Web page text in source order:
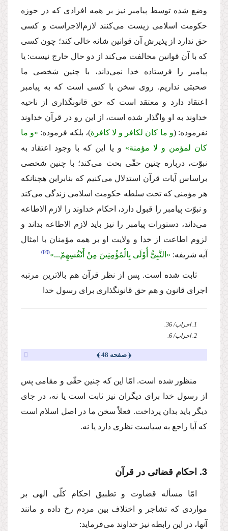
وضع شده توسط پیامبر نیز بر همه افرادى كه در حوزه
حكومت اسلامى زیست مى‌كنند لازم‌الاجراست و كسى
حق ندارد از پذیرش آن قوانین شانه خالى كند؛ چون كسى
كه با آن قوانین مخالفت مى‌كند از دو حال خارج نیست: یا
پیامبر را فرستاده خدا نمى‌داند، با چنین شخصى ما
صحبتى نداریم. روى سخن با كسى است كه به پیامبر
اعتقاد دارد و معتقد است كه حق قانونگذارى از ناحیه
خداوند به او واگذار شده است، از این رو در قرآن خداوند
نفرموده: (و ما كان لكافر و لا كافرة)، بلكه فرموده: «و ما
كان لمؤمن و لا مؤمنة» و یا این كه با وجود اعتقاد به
نبوّت، درباره چنین حقّى بحث مى‌كند؛ با چنین شخصى
براساس آیات قرآن استدلال مى‌كنیم كه بنابراین هچنانكه
هر مؤمنى كه تحت سلطه حكومت اسلامى زندگى مى‌كند
و نبوّت پیامبر را قبول دارد، احكام خداوند را لازم الاطاعه
مى‌داند، دستورات پیامبر را نیز باید لازم الاطاعه بداند و
لزوم اطاعت از خدا و ولایت او بر همه مؤمنان با امثال
آیه شریفه: «النَّبِىُّ أُوْلَى بِالْمُؤْمِنِینَ مِنْ أَنْفُسِهِمْ...» (2)
ثابت شده است. پس از نظر قرآن هم بالاترین مرتبه
اجراى قانون و هم حق قانونگذارى براى رسول خدا
1. احزاب/ 36.
2. احزاب/ 6.
﴿ صفحه 48 ﴾
منظور شده است. امّا این كه چنین حقّى و مقامى پس
از رسول خدا براى دیگران نیز ثابت است یا نه، در جاى
دیگر باید بدان پرداخت. فعلاً سخن ما در اصل اسلام است
كه آیا راجع به سیاست نظرى دارد یا نه.
3. احكام قضائى در قرآن
امّا مسأله قضاوت و تطبیق احكام كلّى الهى بر
مواردى كه تشاجر و اختلاف بین مردم رخ داده و مانند
آنها، در این رابطه نیز خداوند مى‌فرماید: